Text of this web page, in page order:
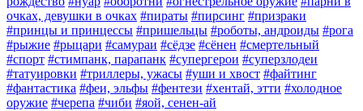
очках, девушки в очках #пираты #пирсинг #призраки
#принцы и принцессы #пришельцы #роботы, андроиды #рога
#рыжие #рыцари #самураи #сёдзе #сёнен #смертельный
#спорт #стимпанк, парапанк #супергерои #суперзлодеи
#татуировки #триллеры, ужасы #уши и хвост #файтинг
#фантастика #феи, эльфы #фентези #хентай, этти #холодное
оружие #черепа #чиби #яой, сенен-ай